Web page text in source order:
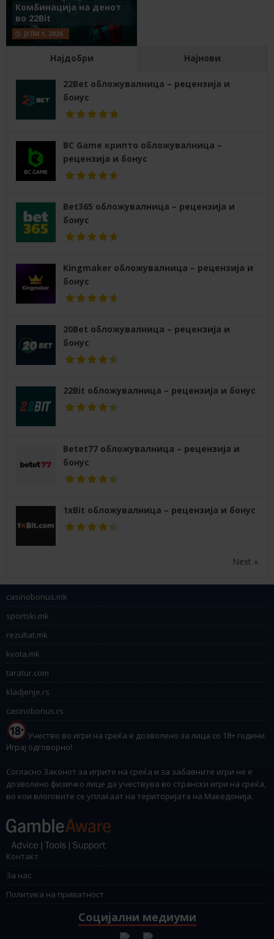
Комбинација на денот
во 22Bit
ЈУЛИ 1, 2026
Најдобри Најнови
22Bet обложувалница – рецензија и
бонус
BC Game крипто обложувалница –
рецензија и бонус
Bet365 обложувалница – рецензија и
бонус
Kingmaker обложувалница – рецензија и
бонус
20Bet обложувалница – рецензија и
бонус
22Bit обложувалница – рецензија и бонус
Betet77 обложувалница – рецензија и
бонус
1xBit обложувалница – рецензија и бонус
Next »
casinobonus.mk
sportski.mk
rezultat.mk
kvota.mk
taratur.com
kladjenje.rs
casinobonus.rs
Учество во игри на среќа е дозволено за лица со 18+ години.
Играј одговорно!
Согласно Законот за игрите на среќа и за забавните игри не е
дозволено физичко лице да учествува во странски игри на среќа,
во кои влоговите се уплаќаат на територијата на Македонија.
Контакт
За нас
Политика на приватност
Социјални медиуми